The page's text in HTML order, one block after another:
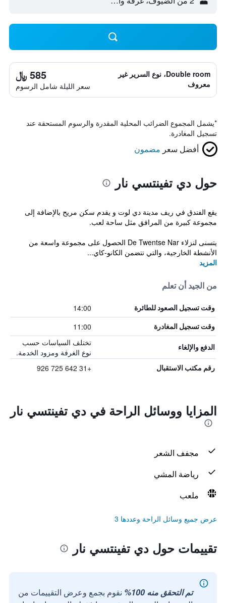
Double room، نوع السرير غير
معروف
585 ﷼
سعر الليلة شامل الرسوم
*يشمل المجموع الضرائب المحلية المقدرة والرسوم المستحقة عند
تسجيل المغادرة.
أفضل سعر مضمون
حول دي تفينتسي نار
يقع الفندق في ريف مدينة دي لوت و يقدم سكن مريح بالإضافة إلى
مجموعة كبيرة من المرافق مثل ساحة لعب.
يتسنى لنزلاء De Twentse Nar الحصول على مجموعة واسعة من
الأنشطة الخارجية، والتي تتضمن الكانو-كاي...
المزيد
من الجيد أن تعلم
وقت تسجيل الصعود للطائرة 14:00
وقت تسجيل المغادرة 11:00
الدفع والإلغاء
تختلف السياسات حسب
نوع الغرفة ومزود الخدمة.
رقم مكتب الاستقبال +31 642 725 926
المزايا ووسائل الراحة في دي تفينتسي نار
مجفف الشعر
رياضة المشي
ملعب
عرض جميع وسائل الراحة وعددها 3
تقييمات حول دي تفينتسي نار
تم التحقق منه 100%
نقوم بجمع وعرض التقييمات من